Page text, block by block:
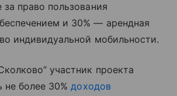
за право пользования
и 30% — арендная
индивидуальной мобильности.
участник проекта
не более 30%доходов